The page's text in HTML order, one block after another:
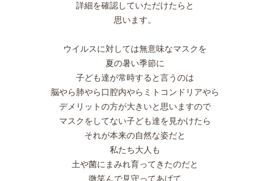
詳細を確認していただけたらと
思います。
ウイルスに対しては無意味なマスクを
夏の暑い季節に
子ども達が常時すると言うのは
脳やら肺やら口腔内やらミトコンドリアやら
デメリットの方が大きいと思いますので
マスクをしてない子ども達を見かけたら
それが本来の自然な姿だと
私たち大人も
土や菌にまみれ育ってきたのだと
微笑んで見守ってあげて